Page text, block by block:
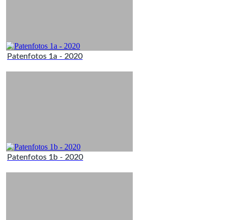
Patenfotos 1a - 2020
Patenfotos 1b - 2020